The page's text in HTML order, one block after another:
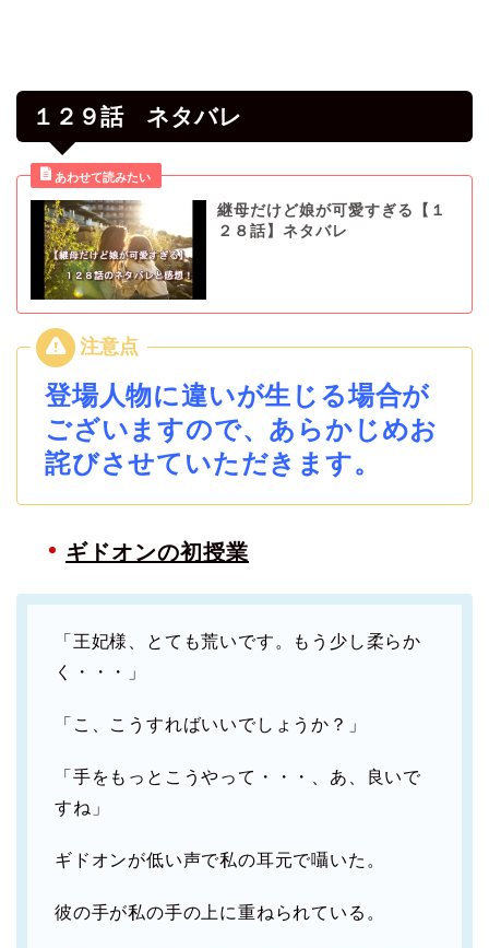
１２９話 ネタバレ
継母だけど娘が可愛すぎる【１
２８話】ネタバレ
登場人物に違いが生じる場合が
ございますので、あらかじめお
詫びさせていただきます。
ギドオンの初授業
「王妃様、とても荒いです。もう少し柔らか
く・・・」
「こ、こうすればいいでしょうか？」
「手をもっとこうやって・・・、あ、良いで
すね」
ギドオンが低い声で私の耳元で囁いた。
彼の手が私の手の上に重ねられている。